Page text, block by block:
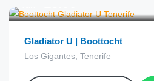
Gladiator U | Boottocht
Los Gigantes, Tenerife